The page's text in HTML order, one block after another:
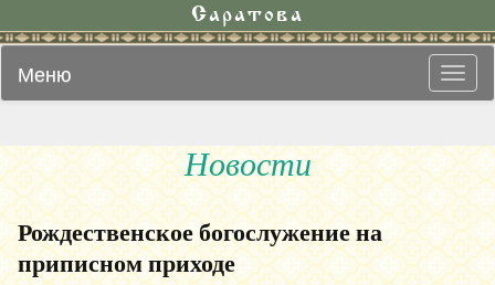
Саратова
Меню
Новости
Рождественское богослужение на
приписном приходе